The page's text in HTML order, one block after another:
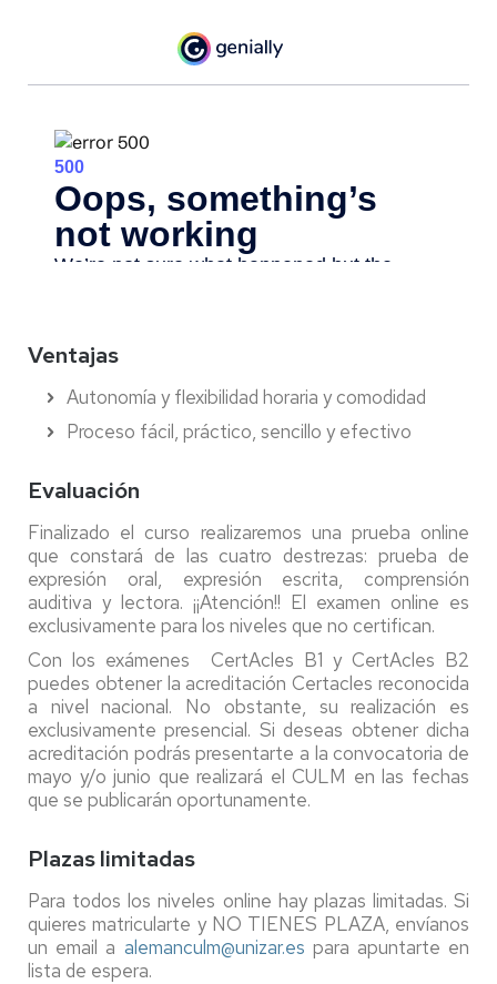
Ventajas
Autonomía y flexibilidad horaria y comodidad
Proceso fácil, práctico, sencillo y efectivo
Evaluación
Finalizado el curso realizaremos una prueba online
que constará de las cuatro destrezas: prueba de
expresión oral, expresión escrita, comprensión
auditiva y lectora. ¡¡Atención!! El examen online es
exclusivamente para los niveles que no certifican.
Con los exámenes CertAcles B1 y CertAcles B2
puedes obtener la acreditación Certacles reconocida
a nivel nacional. No obstante, su realización es
exclusivamente presencial. Si deseas obtener dicha
acreditación podrás presentarte a la convocatoria de
mayo y/o junio que realizará el CULM en las fechas
que se publicarán oportunamente.
Plazas limitadas
Para todos los niveles online hay plazas limitadas. Si
quieres matricularte y NO TIENES PLAZA, envíanos
un email a alemanculm@unizar.es para apuntarte en
lista de espera.